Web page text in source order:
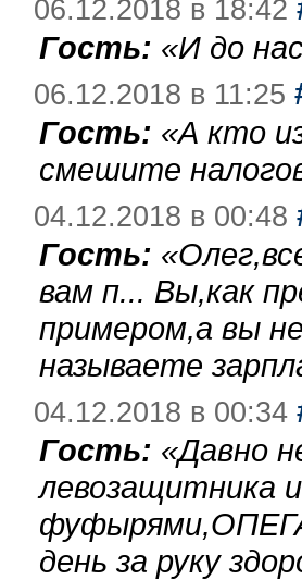
06.12.2018 в 18:42
Гость: «И до
06.12.2018 в 11:25
Гость: «А кто
смешите
04.12.2018 в 00:48
Гость: «
вам п... Вы,как
примером,а вы
называете
04.12.2018 в 00:34
Гость: «Давно
левозащитника
день за руку